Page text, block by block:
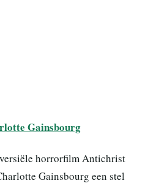
Gainsbourg
horrorfilm Antichrist
Gainsbourg een stel